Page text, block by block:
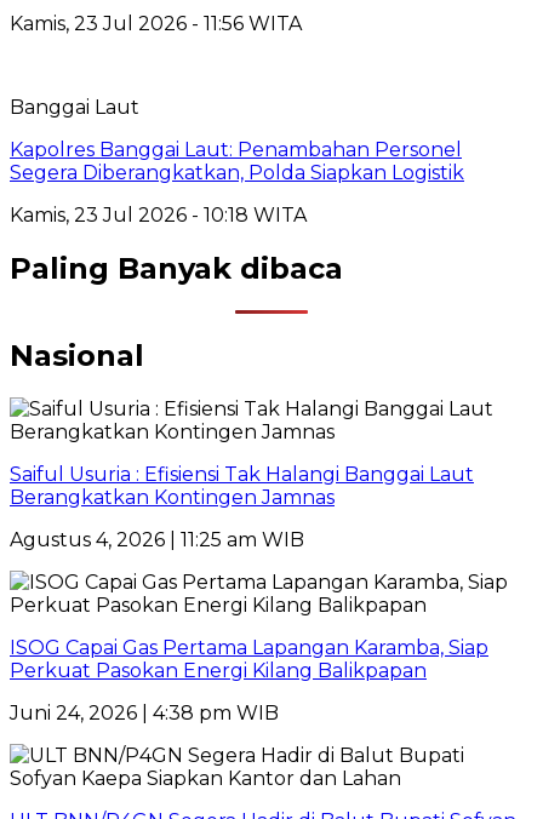
Kamis, 23 Jul 2026 - 11:56 WITA
Banggai Laut
Kapolres Banggai Laut: Penambahan Personel
Segera Diberangkatkan, Polda Siapkan Logistik
Kamis, 23 Jul 2026 - 10:18 WITA
Paling Banyak dibaca
Nasional
Saiful Usuria : Efisiensi Tak Halangi Banggai Laut
Berangkatkan Kontingen Jamnas
Agustus 4, 2026 | 11:25 am WIB
ISOG Capai Gas Pertama Lapangan Karamba, Siap
Perkuat Pasokan Energi Kilang Balikpapan
Juni 24, 2026 | 4:38 pm WIB